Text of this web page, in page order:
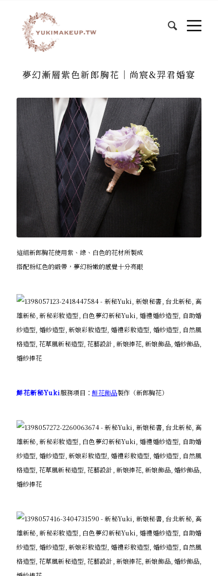
夢幻漸層紫色新郎胸花│尚宸&羿君婚宴
這組新郎胸花使用紫、綠、白色的花材所製成
搭配粉紅色的緞帶，夢幻粉嫩的感覺十分亮眼
鮮花新秘Yuki服務項目： 鮮花飾品製作（新郎胸花）